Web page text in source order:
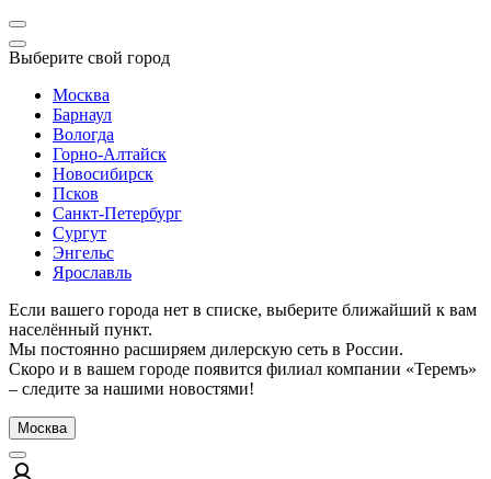
Выберите свой город
Москва
Барнаул
Вологда
Горно-Алтайск
Новосибирск
Псков
Санкт-Петербург
Сургут
Энгельс
Ярославль
Если вашего города нет в списке, выберите ближайший к вам
населённый пункт.
Мы постоянно расширяем дилерскую сеть в России.
Скоро и в вашем городе появится филиал компании «Теремъ»
– следите за нашими новостями!
Москва